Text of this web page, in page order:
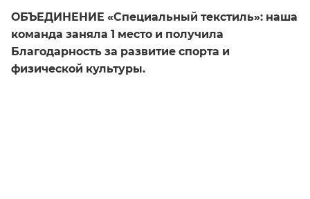
ОБЪЕДИНЕНИЕ «Специальный текстиль»: наша
команда заняла 1 место и получила
Благодарность за развитие спорта и
физической культуры.